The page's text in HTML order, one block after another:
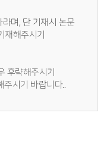
며, 단 기재시 논문
재해주시기
후략해주시기
주시기 바랍니다..